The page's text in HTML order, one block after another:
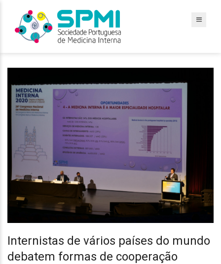
Internistas de vários países do mundo
debatem formas de cooperação